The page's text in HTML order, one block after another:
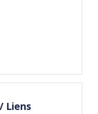
Liens